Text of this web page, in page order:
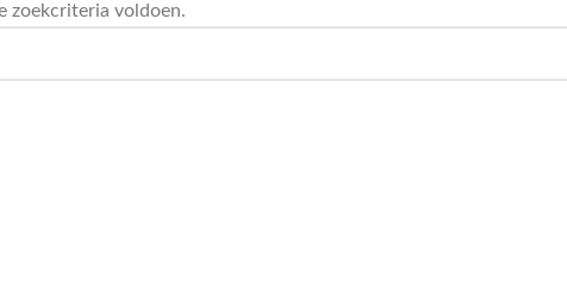
zoekcriteria voldoen.